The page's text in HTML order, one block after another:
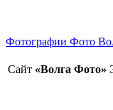
Фотографии Фото
Сайт «Волга Фото»